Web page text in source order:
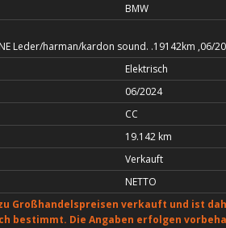
BMW
Leder/harman/kardon sound. .19142km ,06/
Elektrisch
06/2024
CC
19.142 km
Verkauft
NETTO
Großhandelspreisen verkauft und ist
bestimmt. Die Angaben erfolgen